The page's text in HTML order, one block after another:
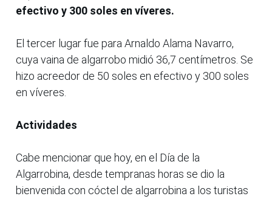
efectivo y 300 soles en víveres.
El tercer lugar fue para Arnaldo Alama Navarro,
cuya vaina de algarrobo midió 36,7 centímetros. Se
hizo acreedor de 50 soles en efectivo y 300 soles
en víveres.
Actividades
Cabe mencionar que hoy, en el Día de la
Algarrobina, desde tempranas horas se dio la
bienvenida con cóctel de algarrobina a los turistas